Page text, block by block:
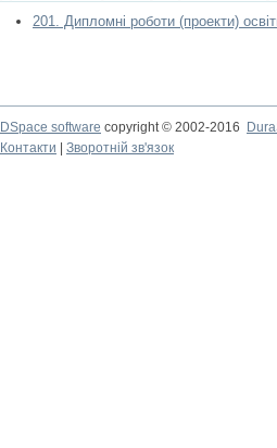
201. Дипломні роботи (проекти)
DSpace software copyright © 2002-2016
Контакти
Зворотній зв'язок